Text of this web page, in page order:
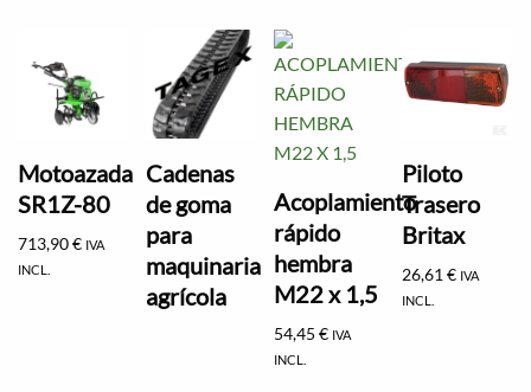
Motoazada
SR1Z-80
713,90€ IVA
INCL.
Cadenas
de goma
para
maquinaria
agrícola
Acoplamiento
rápido
hembra
M22 x 1,5
54,45€ IVA
INCL.
Piloto
Trasero
Britax
26,61€ IVA
INCL.